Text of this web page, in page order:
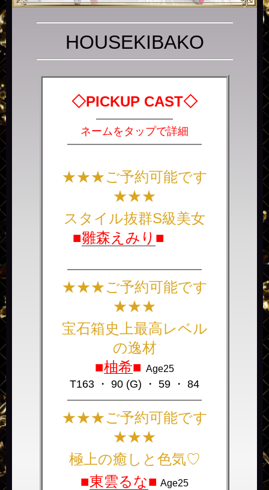
HOUSEKIBAKO
◇PICKUP CAST◇
――――――――
ネームをタップで詳細
――――――――――――――
★★★ご予約可能です
★★★
スタイル抜群S級美女
■雛森えみり ■
――――――――――――――
★★★ご予約可能です
★★★
宝石箱史上最高レベル
の逸材
■柚希■ Age25
T163 ・ 90 (G) ・ 59 ・ 84
――――――――――――――
★★★ご予約可能です
★★★
極上の癒しと色気♡
■東雲るな■ Age25